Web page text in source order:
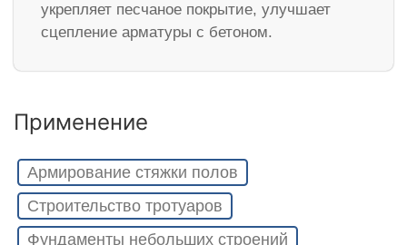
укрепляет песчаное покрытие, улучшает
сцепление арматуры с бетоном.
Применение
Армирование стяжки полов
Строительство тротуаров
Фундаменты небольших строений